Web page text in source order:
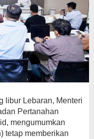
libur Lebaran, Menteri
Pertanahan
mengumumkan
tetap memberikan